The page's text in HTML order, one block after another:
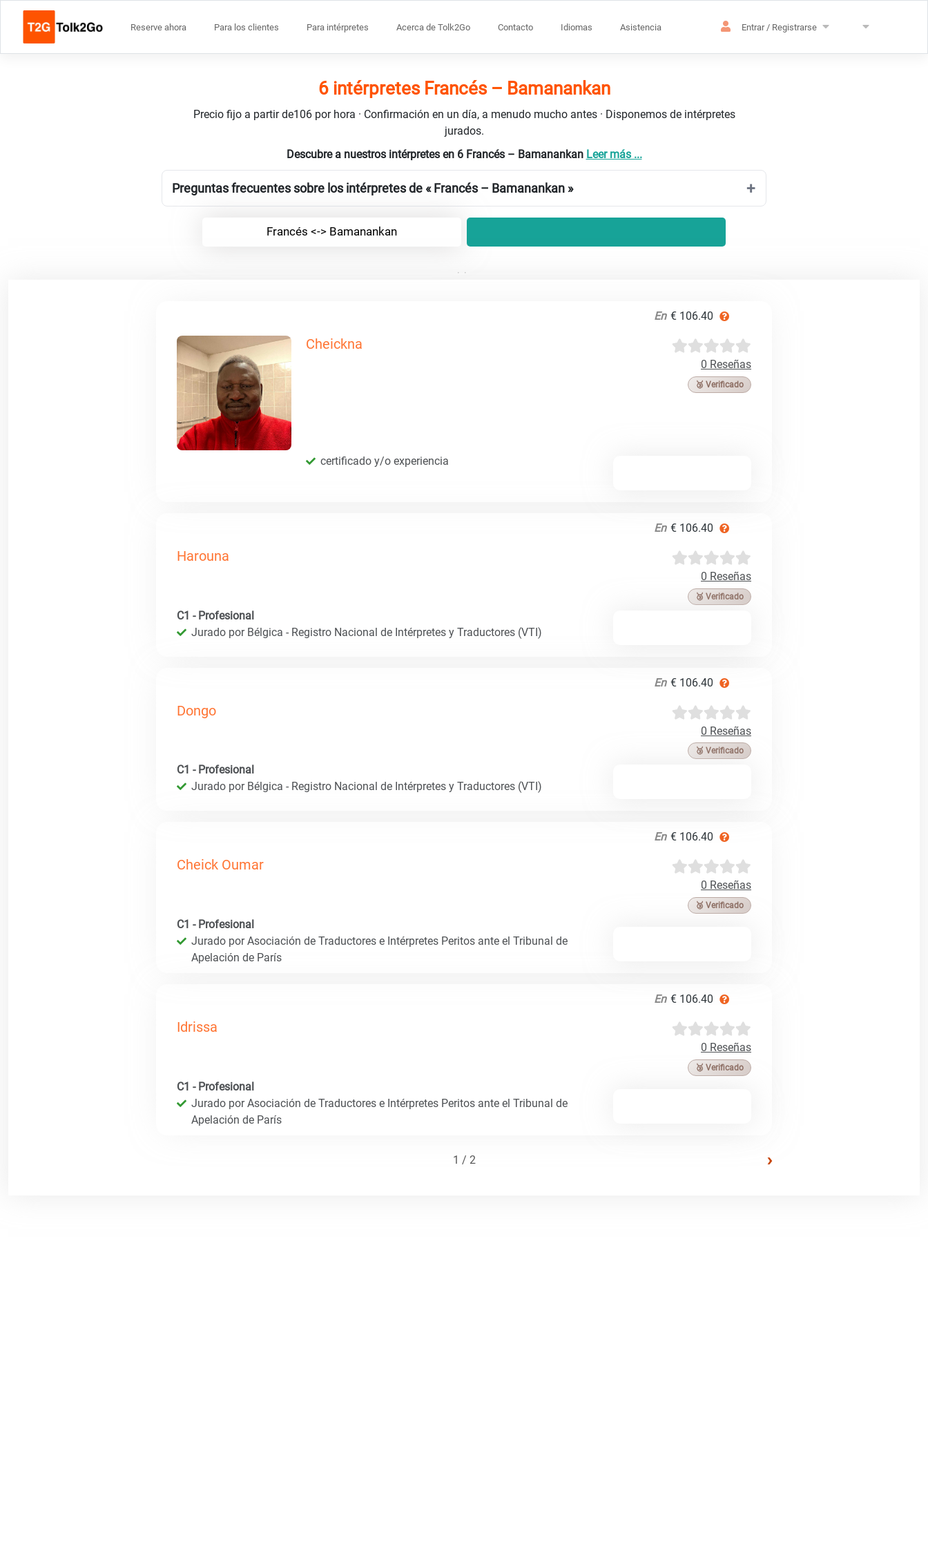
Reserve ahora Para los clientes Para intérpretes Acerca de Tolk2Go Contacto Idiomas Asistencia Entrar / Registrarse
6 intérpretes Francés – Bamanankan
Precio fijo a partir de106 por hora · Confirmación en un día, a menudo mucho antes · Disponemos de intérpretes
jurados.
Descubre a nuestros intérpretes en 6 Francés – Bamanankan Leer más ...
Preguntas frecuentes sobre los intérpretes de « Francés – Bamanankan »
Francés <-> Bamanankan
En € 106.40
Cheickna
0 Reseñas
🥉 Verificado
certificado y/o experiencia
En € 106.40
Harouna
0 Reseñas
🥉 Verificado
C1 - Profesional
Jurado por Bélgica - Registro Nacional de Intérpretes y Traductores (VTI)
En € 106.40
Dongo
0 Reseñas
🥉 Verificado
C1 - Profesional
Jurado por Bélgica - Registro Nacional de Intérpretes y Traductores (VTI)
En € 106.40
Cheick Oumar
0 Reseñas
🥉 Verificado
C1 - Profesional
Jurado por Asociación de Traductores e Intérpretes Peritos ante el Tribunal de
Apelación de París
En € 106.40
Idrissa
0 Reseñas
🥉 Verificado
C1 - Profesional
Jurado por Asociación de Traductores e Intérpretes Peritos ante el Tribunal de
Apelación de París
1 / 2 ›